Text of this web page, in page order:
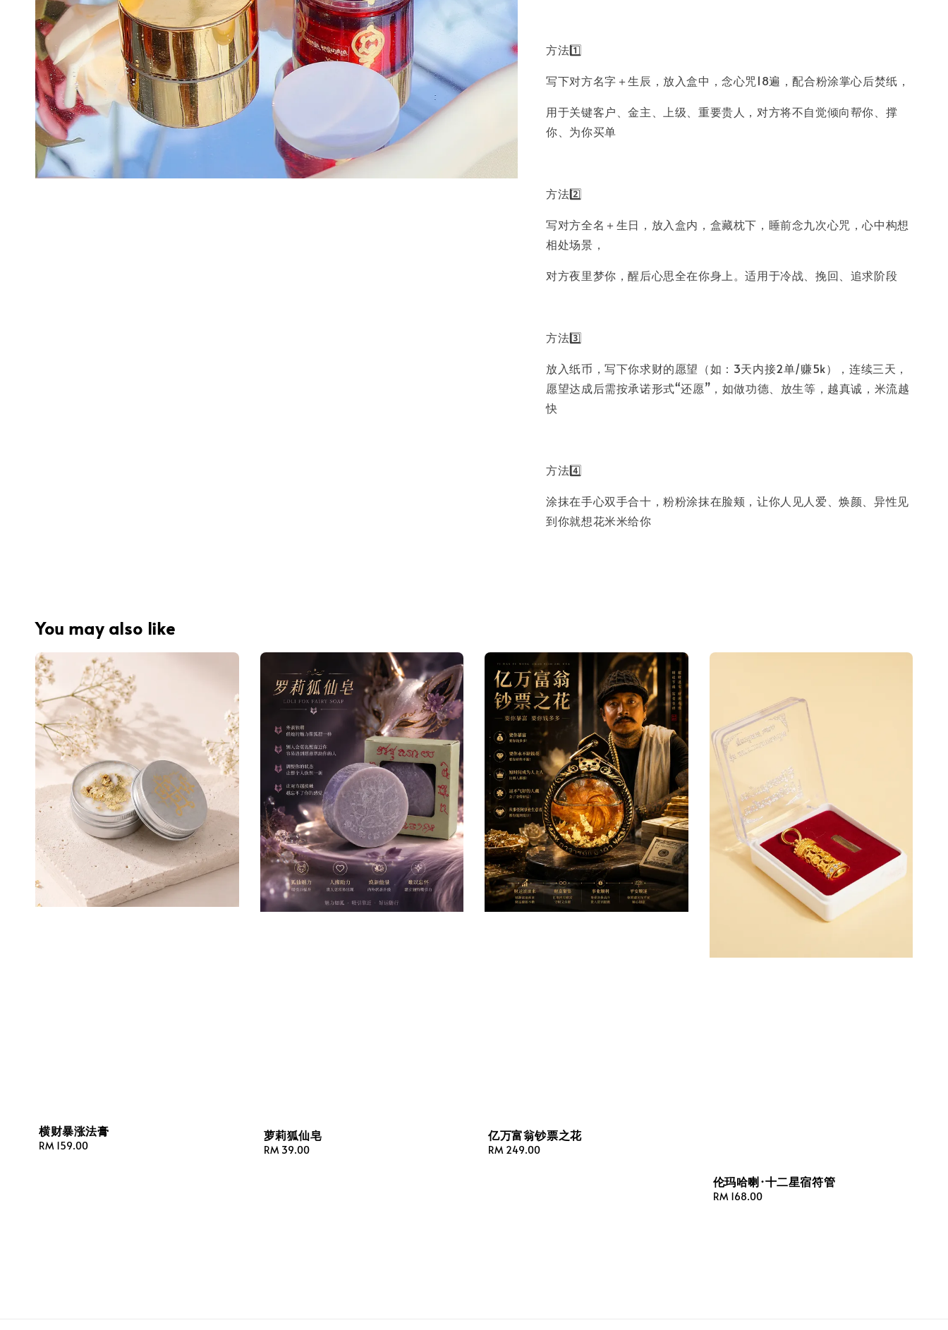
方法1️⃣
写下对方名字＋生辰，放入盒中，念心咒18遍，配合粉涂掌心后焚纸，
用于关键客户、金主、上级、重要贵人，对方将不自觉倾向帮你、撑
你、为你买单
方法2️⃣
写对方全名＋生日，放入盒内，盒藏枕下，睡前念九次心咒，心中构想
相处场景，
对方夜里梦你，醒后心思全在你身上。适用于冷战、挽回、追求阶段
方法3️⃣
放入纸币，写下你求财的愿望（如：3天内接2单/赚5k），连续三天，
愿望达成后需按承诺形式“还愿”，如做功德、放生等，越真诚，米流越
快
方法4️⃣
涂抹在手心双手合十，粉粉涂抹在脸颊，让你人见人爱、焕颜、异性见
到你就想花米米给你
You may also like
横财暴涨法膏
Regular
RM 159.00
萝莉狐仙皂
Regular
RM 39.00
亿万富翁钞票之花
Regular
RM 249.00
伦玛哈喇·十二星宿符管
Regular
RM 168.00